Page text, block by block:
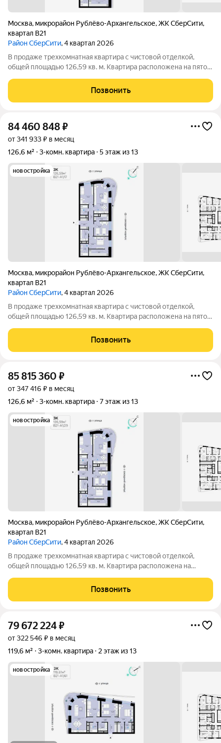
Москва, микрорайон Рублёво-Архангельское,ЖК СберCити,
квартал В21
Район СберСити, 4 квартал 2026
В продаже трехкомнатная квартира с чистовой отделкой,
общей площадью 126,59 кв. м. Квартира расположена на пятом
новом районе СберСити, который строит Сбер. Дом находится
на второй береговой
Позвонить
84 460 848₽
от 341 933 ₽ в месяц
126,6 м²
3-комн. квартира 5 этаж из 13
новостройка
Москва, микрорайон Рублёво-Архангельское,ЖК СберCити,
квартал В21
Район СберСити, 4 квартал 2026
В продаже трехкомнатная квартира с чистовой отделкой,
общей площадью 126,59 кв. м. Квартира расположена на пятом
новом районе СберСити, который строит Сбер. Дом находится
на второй береговой
Позвонить
85 815 360 ₽
от 347 416 ₽ в месяц
126,6 м²
3-комн. квартира 7 этаж из 13
новостройка
Москва, микрорайон Рублёво-Архангельское,ЖК СберCити,
квартал В21
Район СберСити, 4 квартал 2026
В продаже трехкомнатная квартира с чистовой отделкой,
общей площадью 126,59 кв. м. Квартира расположена на
Адвансд в новом районе СберСити, который строит Сбер. Дом
находится на второй береговой
Позвонить
79 672 224₽
от 322 546 ₽ в месяц
119,6 м²
3-комн. квартира 2 этаж из 13
новостройка